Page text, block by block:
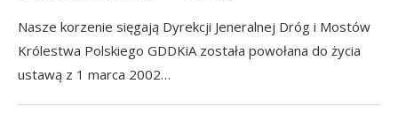
Nasze korzenie sięgają Dyrekcji Jeneralnej Dróg i Mostów
Królestwa Polskiego GDDKiA została powołana do życia
ustawą z 1 marca 2002…